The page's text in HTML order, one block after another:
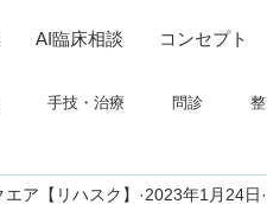
AI臨床相談 コンセプト
手技・治療 問診
究関連 高次脳機能障害
ア【リハスク】 2023年1月24日